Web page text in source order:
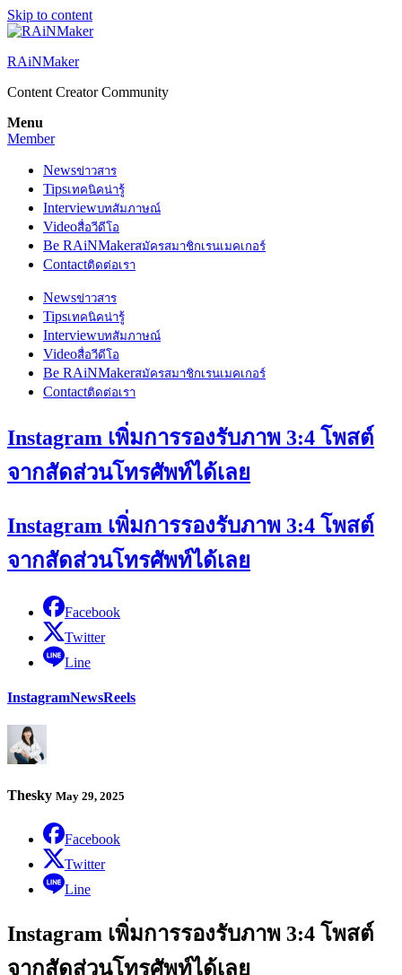
Skip to content
RAiNMaker
Content Creator Community
Menu
Member
Newsข่าวสาร
Tipsเทคนิคน่ารู้
Interviewบทสัมภาษณ์
Videoสื่อวีดีโอ
Be RAiNMakerสมัครสมาชิกเรนเมคเกอร์
Contactติดต่อเรา
Newsข่าวสาร
Tipsเทคนิคน่ารู้
Interviewบทสัมภาษณ์
Videoสื่อวีดีโอ
Be RAiNMakerสมัครสมาชิกเรนเมคเกอร์
Contactติดต่อเรา
Instagram เพิ่มการรองรับภาพ 3:4 โพสต์
จากสัดส่วนโทรศัพท์ได้เลย
Instagram เพิ่มการรองรับภาพ 3:4 โพสต์
จากสัดส่วนโทรศัพท์ได้เลย
Facebook
Twitter
Line
InstagramNewsReels
Thesky May 29, 2025
Facebook
Twitter
Line
Instagram เพิ่มการรองรับภาพ 3:4 โพสต์
จากสัดส่วนโทรศัพท์ได้เลย